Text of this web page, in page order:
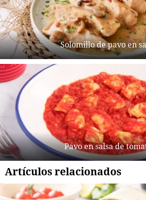
Solomillo de pavo en
Pavo en salsa de
Artículos relacionados